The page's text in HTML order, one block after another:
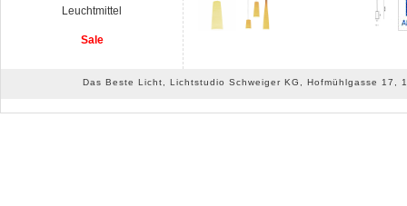
Leuchtmittel
Sale
Das Beste Licht, Lichtstudio Schweiger KG, Hofmühlgasse